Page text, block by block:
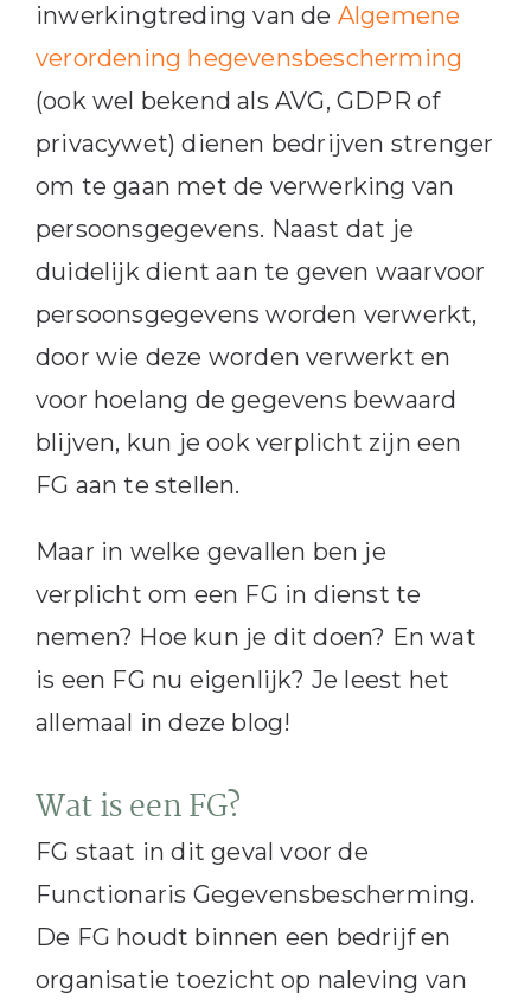
inwerkingtreding van de Algemene
verordening hegevensbescherming
(ook wel bekend als AVG, GDPR of
privacywet) dienen bedrijven strenger
om te gaan met de verwerking van
persoonsgegevens. Naast dat je
duidelijk dient aan te geven waarvoor
persoonsgegevens worden verwerkt,
door wie deze worden verwerkt en
voor hoelang de gegevens bewaard
blijven, kun je ook verplicht zijn een
FG aan te stellen.
Maar in welke gevallen ben je
verplicht om een FG in dienst te
nemen? Hoe kun je dit doen? En wat
is een FG nu eigenlijk? Je leest het
allemaal in deze blog!
Wat is een FG?
FG staat in dit geval voor de
Functionaris Gegevensbescherming.
De FG houdt binnen een bedrijf en
organisatie toezicht op naleving van